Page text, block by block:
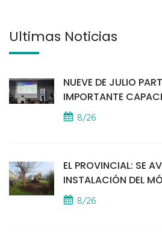
Últimas Noticias
NUEVE DE JULIO
IMPORTANTE
8/26
EL PROVINCIAL: SE
INSTALACIÓN DEL
8/26